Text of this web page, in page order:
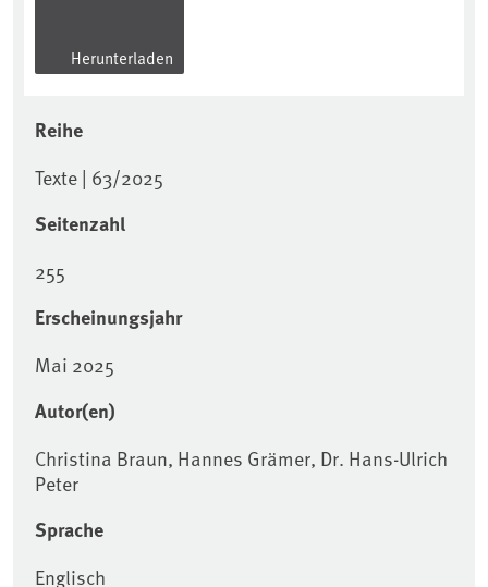
Herunterladen
Reihe
Texte | 63/2025
Seitenzahl
255
Erscheinungsjahr
Mai 2025
Autor(en)
Christina Braun, Hannes Grämer, Dr. Hans-Ulrich
Peter
Sprache
Englisch